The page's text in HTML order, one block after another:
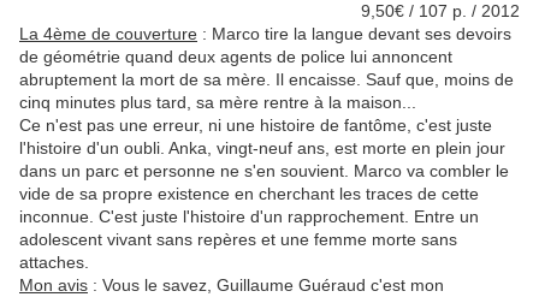
9,50€ / 107 p. / 2012
La 4ème de couverture : Marco tire la langue devant ses devoirs
de géométrie quand deux agents de police lui annoncent
abruptement la mort de sa mère. Il encaisse. Sauf que, moins de
cinq minutes plus tard, sa mère rentre à la maison...
Ce n'est pas une erreur, ni une histoire de fantôme, c'est juste
l'histoire d'un oubli. Anka, vingt-neuf ans, est morte en plein jour
dans un parc et personne ne s'en souvient. Marco va combler le
vide de sa propre existence en cherchant les traces de cette
inconnue. C'est juste l'histoire d'un rapprochement. Entre un
adolescent vivant sans repères et une femme morte sans
attaches.
Mon avis : Vous le savez, Guillaume Guéraud c'est mon